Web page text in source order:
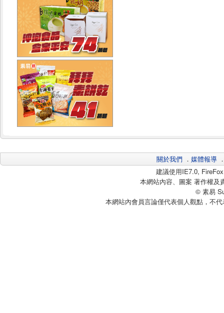
關於我們 ． 媒體報導
建議使用IE7.0,
本網站內容、圖案 著作權及
© 素易
本網站內會員言論僅代表個人觀點，不